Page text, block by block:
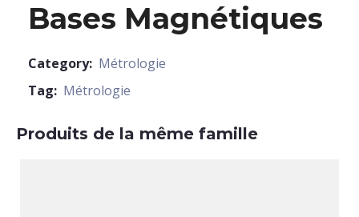
Bases Magnétiques
Category: Métrologie
Tag: Métrologie
Produits de la même famille